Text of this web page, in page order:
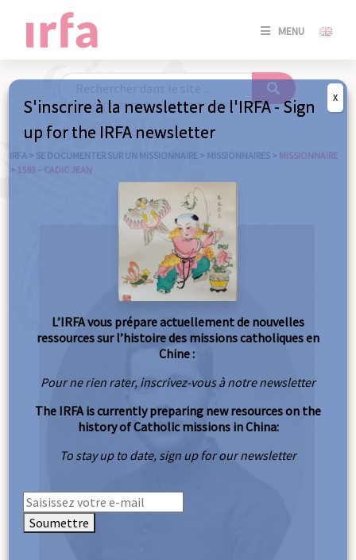
MENU
SE
/
IRFA > SE DOCUMENTER SUR UN MISSIONNAIRE > MISSIONNAIRES > MISSIONNAIRE
> 1593 – CADIC JEAN
S'inscrire à la newsletter de l'IRFA - Sign
up for the IRFA newsletter
L’IRFA vous prépare actuellement de nouvelles
ressources sur l’histoire des missions catholiques en
Chine :
Pour ne rien rater, inscrivez-vous à notre newsletter
The IRFA is currently preparing new resources on the
history of Catholic missions in China:
To stay up to date, sign up for our newsletter
Soumettre
X